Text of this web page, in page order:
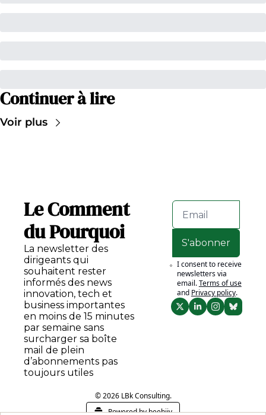
Continuer à lire
Voir plus
Le Comment
du Pourquoi
La newsletter des
dirigeants qui
souhaitent rester
informés des news
innovation, tech et
business importantes
en moins de 15 minutes
par semaine sans
surcharger sa boîte
mail de plein
d’abonnements pas
toujours utiles
S'abonner
I consent to receive
newsletters via
email.Terms of use
and Privacy policy.
© 2026 LBk Consulting.
Powered by beehiiv